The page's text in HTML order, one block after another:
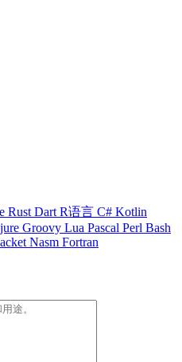
Rust Dart R语言 C# Kotlin
Groovy Lua Pascal Perl Bash
Nasm Fortran